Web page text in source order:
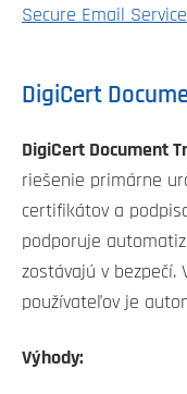
Secure Email
DigiCert
DigiCert Document
riešenie primárne
certifikátov a
podporuje
zostávajú v bezpečí.
používateľov je
Výhody: